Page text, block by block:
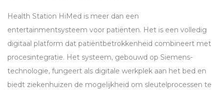
Health Station HiMed is meer dan een
entertainmentsysteem voor patiënten. Het is een volledig
digitaal platform dat patiëntbetrokkenheid combineert met
procesintegratie. Het systeem, gebouwd op Siemens-
technologie, fungeert als digitale werkplek aan het bed en
biedt ziekenhuizen de mogelijkheid om sleutelprocessen te